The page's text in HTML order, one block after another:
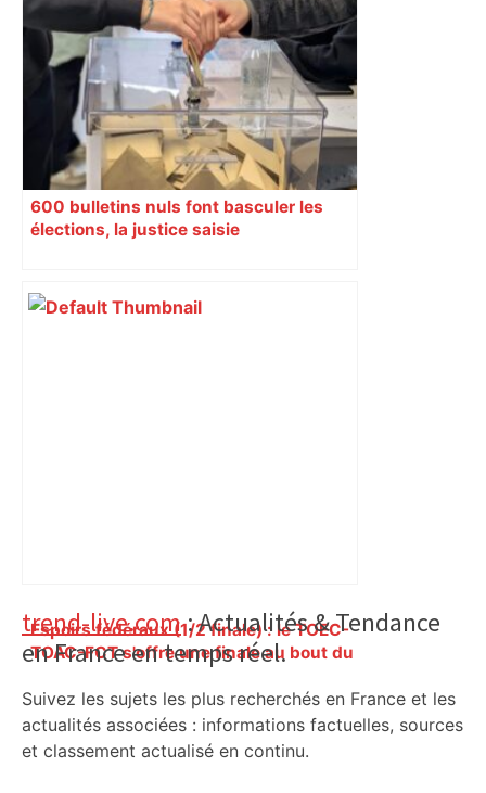
Toulouse, les étudiants inquiets pour
l'avenir de la librairie Gibert – Actu.fr
600 bulletins nuls font basculer les
élections, la justice saisie
Espoirs fédéraux (1/2 finale) : le TOEC-
TOAC-FCT s'offre une finale au bout du
Primary
Sidebar
trend-live.com: Actualités & Tendance
en France en temps réel.
Suivez les sujets les plus recherchés en France et les
actualités associées : informations factuelles, sources
et classement actualisé en continu.